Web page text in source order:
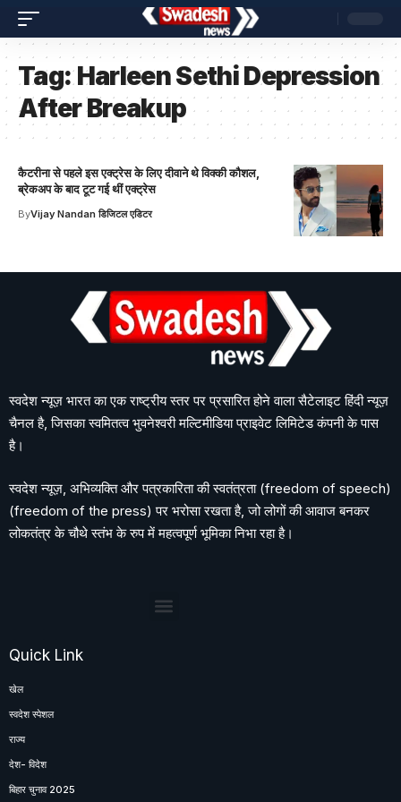
Tag:Harleen Sethi Depression
After Breakup
कैटरीना से पहले इस एक्ट्रेस के लिए दीवाने थे विक्की कौशल,
ब्रेकअप के बाद टूट गई थीं एक्ट्रेस
ByVijay Nandan डिजिटल एडिटर
स्वदेश न्यूज़ भारत का एक राष्ट्रीय स्तर पर प्रसारित होने वाला सैटेलाइट हिंदी न्यूज़
चैनल है, जिसका स्वमितत्व भुवनेश्वरी मल्टिमीडिया प्राइवेट लिमिटेड कंपनी के पास
है।
स्वदेश न्यूज़, अभिव्यक्ति और पत्रकारिता की स्वतंत्रता (freedom of speech)
(freedom of the press) पर भरोसा रखता है, जो लोगों की आवाज बनकर
लोकतंत्र के चौथे स्तंभ के रुप में महत्वपूर्ण भूमिका निभा रहा है।
Quick Link
खेल
स्वदेश स्पेशल
राज्य
देश- विदेश
बिहार चुनाव 2025